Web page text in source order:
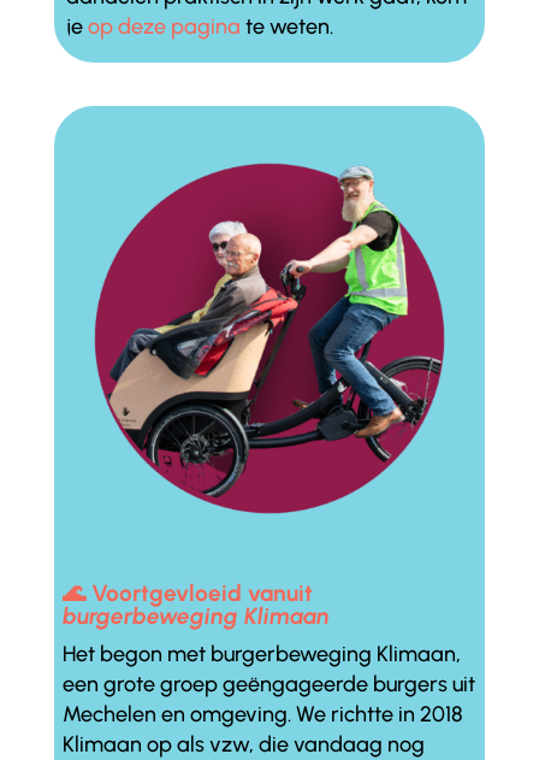
jeop deze pagina te weten.
🌊 Voortgevloeid vanuit
burgerbeweging Klimaan
Het begon met burgerbeweging Klimaan,
een grote groep geëngageerde burgers uit
Mechelen en omgeving. We richtte in 2018
Klimaan op als vzw, die vandaag nog